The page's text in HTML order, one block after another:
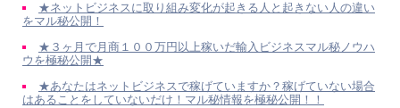
★ネットビジネスに取り組み変化が起きる人と起きない人の違い
をマル秘公開！
★３ヶ月で月商１００万円以上稼いだ輸入ビジネスマル秘ノウハ
ウを極秘公開★
★あなたはネットビジネスで稼げていますか？稼げていない場合
はあることをしていないだけ！マル秘情報を極秘公開！！